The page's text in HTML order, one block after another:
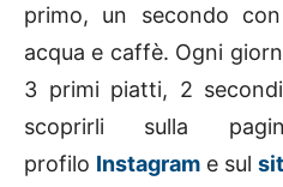
primo, un secondo
acqua e caffè. Ogni
3 primi piatti, 2
scoprirli sulla
profilo Instagram e sul